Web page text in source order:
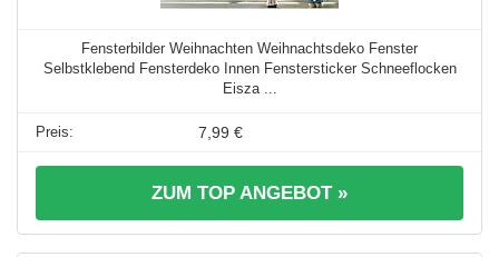
Fensterbilder Weihnachten Weihnachtsdeko Fenster
Selbstklebend Fensterdeko Innen Fenstersticker Schneeflocken
Eisza ...
7,99 €
ZUM TOP ANGEBOT »